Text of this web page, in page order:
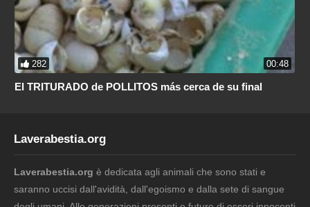
282 00:48
El TRITURADO de POLLITOS más cerca de su final
Laverabestia.org
Laverabestia.org è dedicata agli animali che sono stati e
saranno uccisi dall'avidità, dall'egoismo e dalla sete di sangue